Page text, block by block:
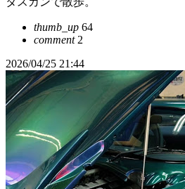
thumb_up 64
comment2
2026/04/25 21:44